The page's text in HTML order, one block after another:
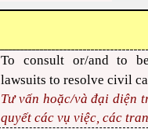
To consult or/and to
lawsuits to resolve civil
Tư vấn hoặc/và đại diện
quyết các vụ việc, các